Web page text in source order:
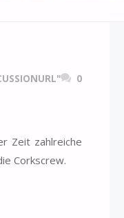
0
Zeit zahlreiche
Corkscrew.